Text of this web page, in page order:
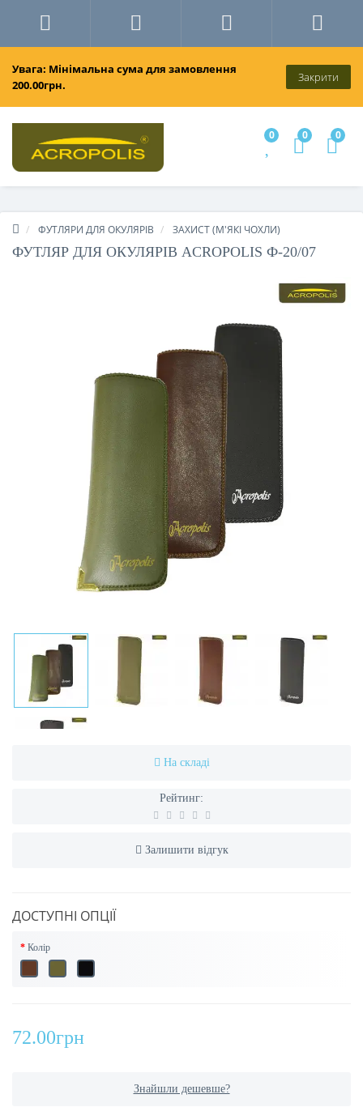
Увага: Мінімальна сума для замовлення
200.00грн.
Закрити
0 0 0
ФУТЛЯРИ ДЛЯ ОКУЛЯРІВ ЗАХИСТ (М'ЯКІ ЧОХЛИ)
ФУТЛЯР ДЛЯ ОКУЛЯРІВ ACROPOLIS Ф-20/07
На складі
Рейтинг:
Залишити відгук
ДОСТУПНІ ОПЦІЇ
Колір
72.00грн
Знайшли дешевше?